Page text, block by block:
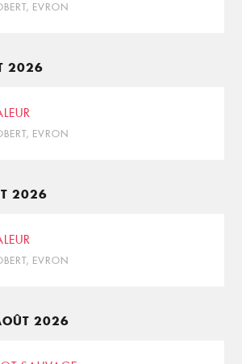
EVRON
2026
EVRON
2026
EVRON
2026